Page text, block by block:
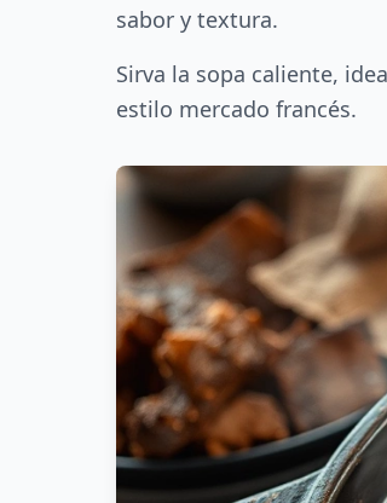
sabor y textura.
Sirva la sopa caliente,
estilo mercado francés.